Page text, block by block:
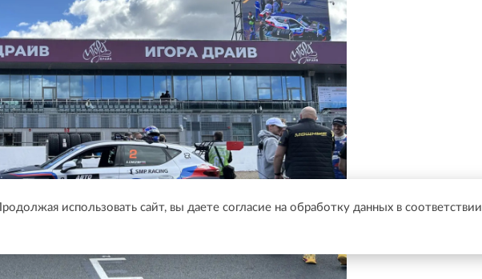
использовать сайт, вы даете согласие на обработку данных в соответствии